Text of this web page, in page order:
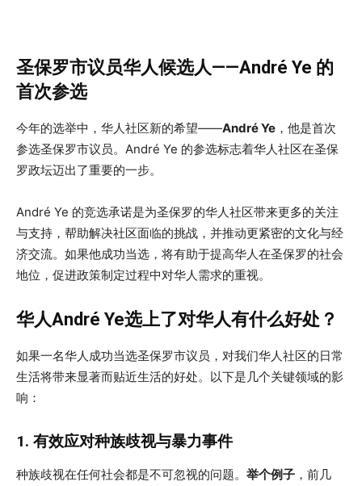
圣保罗市议员华人候选人——André Ye 的
首次参选
今年的选举中，华人社区新的希望——André Ye ，他是首次
参选圣保罗市议员。André Ye 的参选标志着华人社区在圣保
罗政坛迈出了重要的一步。
André Ye 的竞选承诺是为圣保罗的华人社区带来更多的关注
与支持，帮助解决社区面临的挑战，并推动更紧密的文化与经
济交流。如果他成功当选，将有助于提高华人在圣保罗的社会
地位，促进政策制定过程中对华人需求的重视。
华人André Ye选上了对华人有什么好处？
如果一名华人成功当选圣保罗市议员，对我们华人社区的日常
生活将带来显著而贴近生活的好处。以下是几个关键领域的影
响：
1. 有效应对种族歧视与暴力事件
种族歧视在任何社会都是不可忽视的问题。 举个例子 ，前几